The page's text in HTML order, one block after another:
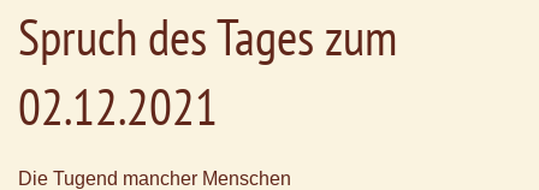
Spruch des Tages zum
02.12.2021
Die Tugend mancher Menschen